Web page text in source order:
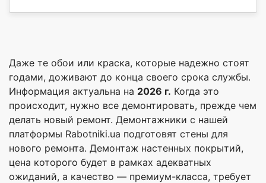
Даже те обои или краска, которые надежно стоят
годами, доживают до конца своего срока службы.
Информация актуальна на 2026 г. Когда это
происходит, нужно все демонтировать, прежде чем
делать новый ремонт. Демонтажники с нашей
платформы Rabotniki.ua подготовят стены для
нового ремонта. Демонтаж настенных покрытий,
цена которого будет в рамках адекватных
ожиданий, а качество — премиум-класса, требует